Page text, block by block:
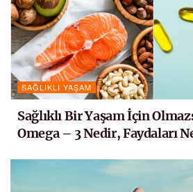
SAĞLIKLI YAŞAM
Sağlıklı Bir Yaşam İçin
Omega – 3 Nedir, Faydaları